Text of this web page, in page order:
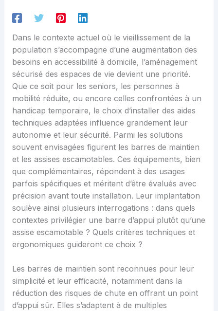
Dans le contexte actuel où le vieillissement de la
population s’accompagne d’une augmentation des
besoins en accessibilité à domicile, l’aménagement
sécurisé des espaces de vie devient une priorité.
Que ce soit pour les seniors, les personnes à
mobilité réduite, ou encore celles confrontées à un
handicap temporaire, le choix d’installer des aides
techniques adaptées influence grandement leur
autonomie et leur sécurité. Parmi les solutions
souvent envisagées figurent les barres de maintien
et les assises escamotables. Ces équipements, bien
que complémentaires, répondent à des usages
parfois spécifiques et méritent d’être évalués avec
précision avant toute installation. Leur implantation
soulève ainsi plusieurs interrogations : dans quels
contextes privilégier une barre d’appui plutôt qu’une
assise escamotable ? Quels critères techniques et
ergonomiques guideront ce choix ?
Les barres de maintien sont reconnues pour leur
simplicité et leur efficacité, notamment dans la
réduction des risques de chute en offrant un point
d’appui sûr. Elles s’adaptent à de multiples